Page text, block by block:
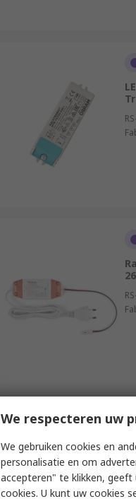
We respecteren uw
We gebruiken cookies en
personalisatie en om
accepteren" te klikken,
cookies. U kunt uw cookies